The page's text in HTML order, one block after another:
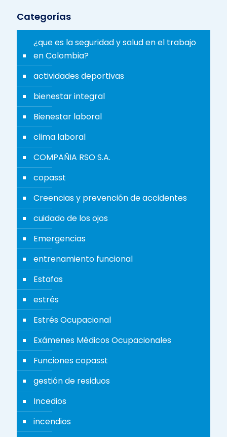
Categorías
¿que es la seguridad y salud en el trabajo
en Colombia?
actividades deportivas
bienestar integral
Bienestar laboral
clima laboral
COMPAÑIA RSO S.A.
copasst
Creencias y prevención de accidentes
cuidado de los ojos
Emergencias
entrenamiento funcional
Estafas
estrés
Estrés Ocupacional
Exámenes Médicos Ocupacionales
Funciones copasst
gestión de residuos
Incedios
incendios